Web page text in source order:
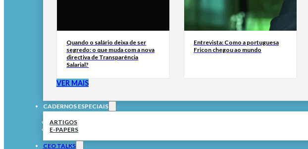
Quando o salário deixa de ser
segredo: o que muda com a nova
directiva de Transparência
Salarial?
Entrevista: Como a portuguesa
Fricon chegou ao mundo
VER MAIS
CADERNOS ESPECIAIS
ARTIGOS
E-PAPERS
CEO TALKS